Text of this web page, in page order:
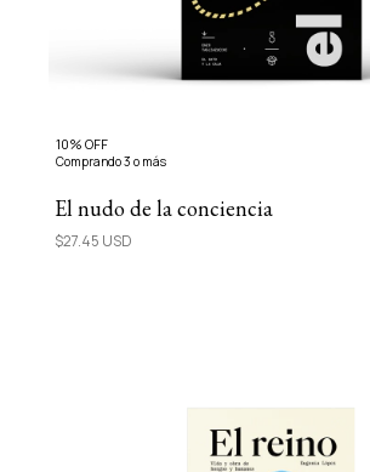
10% OFF
Comprando 3 o más
El nudo de la conciencia
$27.45 USD